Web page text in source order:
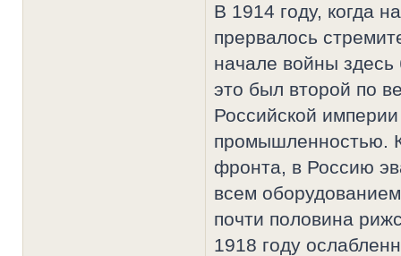
В 1914 году, когда
прервалось
начале войны
это был второй по
Российской
промышленностью.
фронта, в Россию
всем
почти половина
1918 году